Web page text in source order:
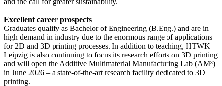
Excellent career prospects
Graduates qualify as Bachelor of Engineering (B.Eng.) and are in
high demand in industry due to the enormous range of applications
for 2D and 3D printing processes. In addition to teaching, HTWK
Leipzig is also continuing to focus its research efforts on 3D printing
and will open the Additive Multimaterial Manufacturing Lab (AM³)
in June 2026 – a state-of-the-art research facility dedicated to 3D
printing.